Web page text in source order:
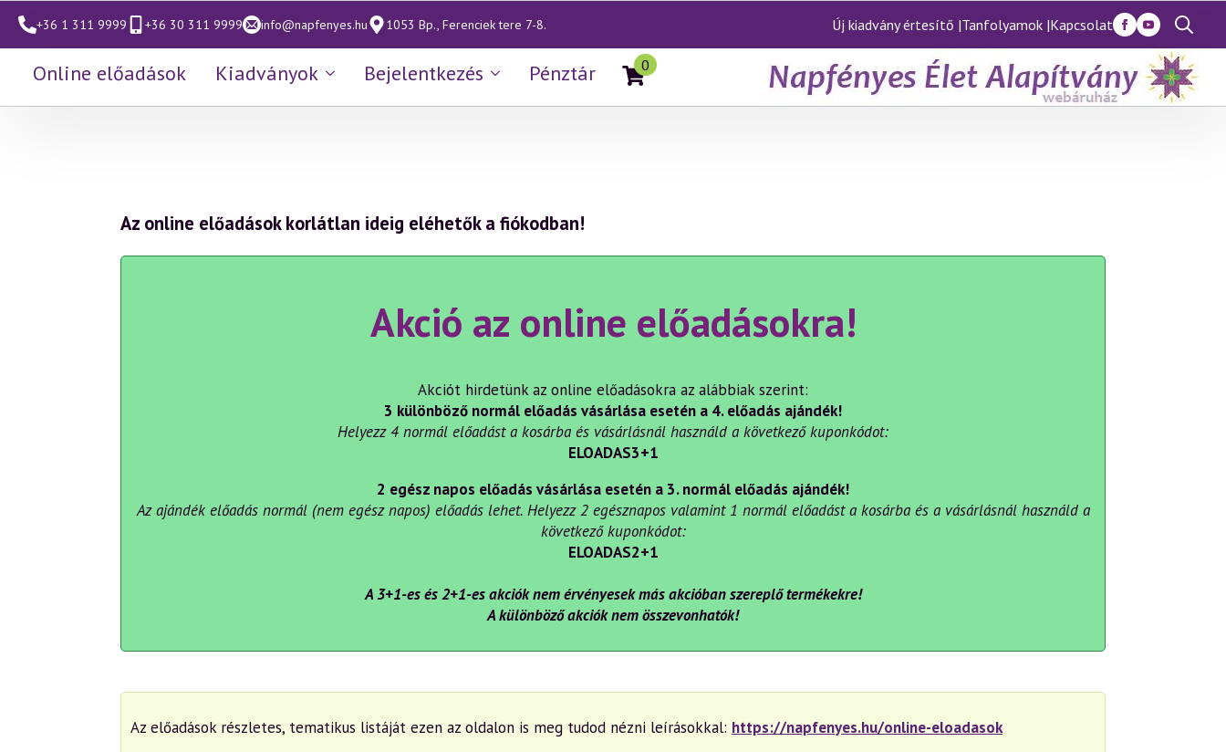
+36 1 311 9999 +36 30 311 9999 info@napfenyes.hu 1053 Bp., Ferenciek tere 7-8. Új kiadvány értesítő |Tanfolyamok |Kapcsolat
Search
for:
Online előadások Kiadványok Bejelentkezés Pénztár 0
Az online előadások korlátlan ideig eléhetők a fiókodban!
Akció az online előadásokra!
Akciót hirdetünk az online előadásokra az alábbiak szerint:
3 különböző normál előadás vásárlása esetén a 4. előadás ajándék!
Helyezz 4 normál előadást a kosárba és vásárlásnál használd a következő kuponkódot:
ELOADAS3+1
2 egész napos előadás vásárlása esetén a 3. normál előadás ajándék!
Az ajándék előadás normál (nem egész napos) előadás lehet. Helyezz 2 egésznapos valamint 1 normál előadást a kosárba és a vásárlásnál használd a
következő kuponkódot:
ELOADAS2+1
A 3+1-es és 2+1-es akciók nem érvényesek más akcióban szereplő termékekre!
A különböző akciók nem összevonhatók!
Az előadások részletes, tematikus listáját ezen az oldalon is meg tudod nézni leírásokkal: https://napfenyes.hu/online-eloadasok